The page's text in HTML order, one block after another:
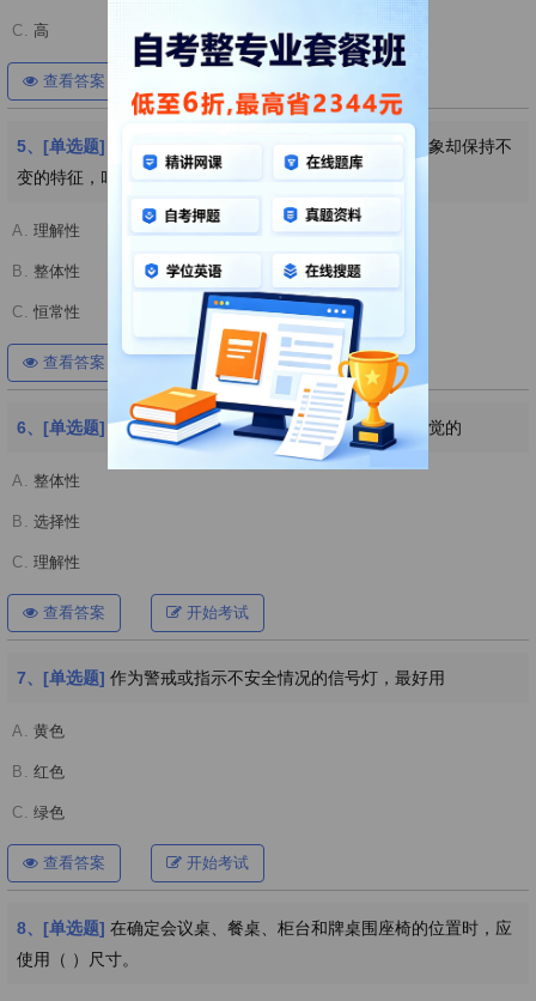
C. 高
查看答案
5、[单选题]
知觉的条件在一定围发生变化，而知觉的印象却保持不
变的特征，叫知觉的
A. 理解性
B. 整体性
C. 恒常性
查看答案 开始考试
6、[单选题] 在知觉下图所示的双关图时，主要应用了知觉的
A. 整体性
B. 选择性
C. 理解性
查看答案 开始考试
7、[单选题] 作为警戒或指示不安全情况的信号灯，最好用
A. 黄色
B. 红色
C. 绿色
查看答案 开始考试
8、[单选题] 在确定会议桌、餐桌、柜台和牌桌围座椅的位置时，应
使用（ ）尺寸。